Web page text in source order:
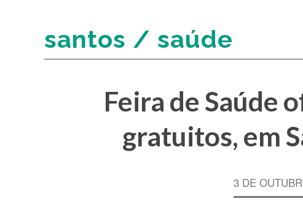
santos / saúde
Feira de Saúde
gratuitos, em
3 DE